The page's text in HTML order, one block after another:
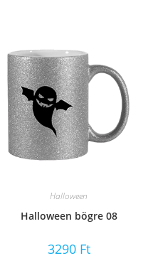
Halloween
Halloween bögre 08
3290 Ft